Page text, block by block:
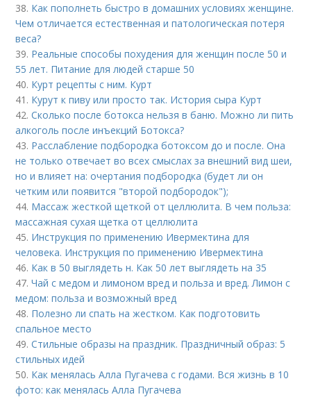
38. Как пополнеть быстро в домашних условиях женщине.
Чем отличается естественная и патологическая потеря
веса?
39. Реальные способы похудения для женщин после 50 и
55 лет. Питание для людей старше 50
40. Курт рецепты с ним. Курт
41. Курут к пиву или просто так. История сыра Курт
42.Сколько после ботокса нельзя в баню. Можно ли пить
алкоголь после инъекций Ботокса?
43. Расслабление подбородка ботоксом до и после. Она
не только отвечает во всех смыслах за внешний вид шеи,
но и влияет на: очертания подбородка (будет ли он
четким или появится "второй подбородок");
44. Массаж жесткой щеткой от целлюлита. В чем польза:
массажная сухая щетка от целлюлита
45. Инструкция по применению Ивермектина для
человека. Инструкция по применению Ивермектина
46. Как в 50 выглядеть н. Как 50 лет выглядеть на 35
47.Чай с медом и лимоном вред и польза и вред. Лимон с
медом: польза и возможный вред
48. Полезно ли спать на жестком. Как подготовить
спальное место
49.Стильные образы на праздник. Праздничный образ: 5
стильных идей
50. Как менялась Алла Пугачева с годами. Вся жизнь в 10
фото: как менялась Алла Пугачева